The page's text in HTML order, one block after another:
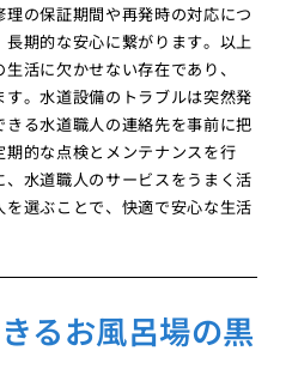
の保証期間や再発時の対応につ
期的な安心に繋がります。以上
活に欠かせない存在であり、
。水道設備のトラブルは突然発
る水道職人の連絡先を事前に把
的な点検とメンテナンスを行
水道職人のサービスをうまく活
選ぶことで、快適で安心な生活
るお風呂場の黒